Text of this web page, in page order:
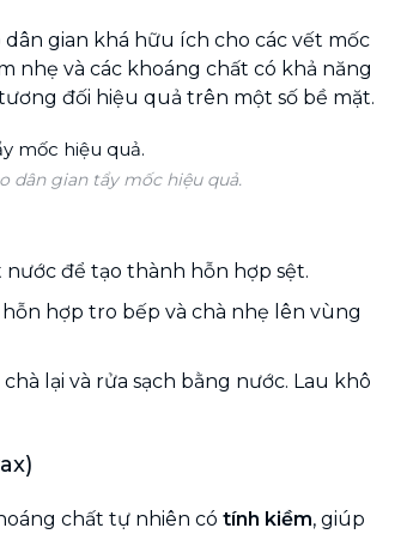
gian khá hữu ích cho các vết mốc
nhẹ và các khoáng chất có khả năng
đối hiệu quả trên một số bề mặt.
dân gian tẩy mốc hiệu quả.
để tạo thành hỗn hợp sệt.
hợp tro bếp và chà nhẹ lên vùng
lại và rửa sạch bằng nước. Lau khô
chất tự nhiên có tính kiềm, giúp